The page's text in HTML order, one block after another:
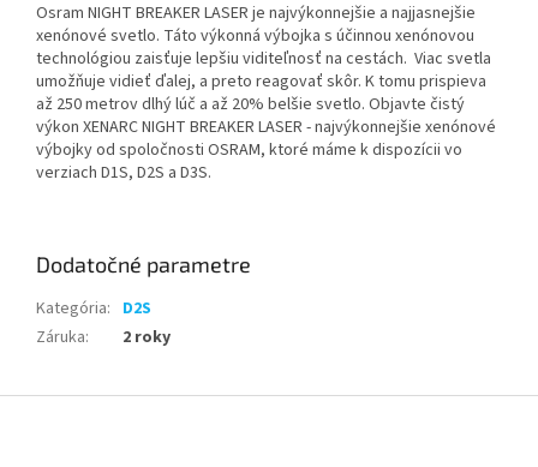
Osram NIGHT BREAKER LASER je najvýkonnejšie a najjasnejšie
xenónové svetlo. Táto výkonná výbojka s účinnou xenónovou
technológiou zaisťuje lepšiu viditeľnosť na cestách. Viac svetla
umožňuje vidieť ďalej, a preto reagovať skôr. K tomu prispieva
až 250 metrov dlhý lúč a až 20% belšie svetlo. Objavte čistý
výkon XENARC NIGHT BREAKER LASER - najvýkonnejšie xenónové
výbojky od spoločnosti OSRAM, ktoré máme k dispozícii vo
verziach D1S, D2S a D3S.
Dodatočné parametre
Kategória: D2S
Záruka: 2 roky